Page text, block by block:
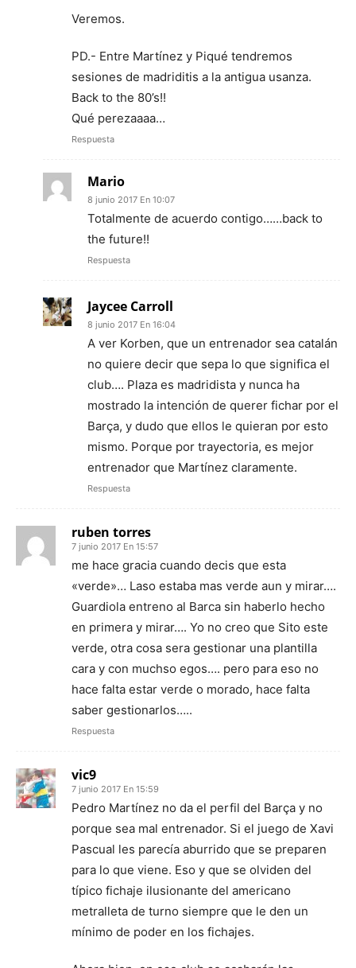
Veremos.
PD.- Entre Martínez y Piqué tendremos
sesiones de madriditis a la antigua usanza.
Back to the 80’s!!
Qué perezaaaa…
Respuesta
Mario
8 junio 2017 En 10:07
Totalmente de acuerdo contigo……back to
the future!!
Respuesta
Jaycee Carroll
8 junio 2017 En 16:04
A ver Korben, que un entrenador sea catalán
no quiere decir que sepa lo que significa el
club…. Plaza es madridista y nunca ha
mostrado la intención de querer fichar por el
Barça, y dudo que ellos le quieran por esto
mismo. Porque por trayectoria, es mejor
entrenador que Martínez claramente.
Respuesta
ruben torres
7 junio 2017 En 15:57
me hace gracia cuando decis que esta
«verde»… Laso estaba mas verde aun y mirar….
Guardiola entreno al Barca sin haberlo hecho
en primera y mirar…. Yo no creo que Sito este
verde, otra cosa sera gestionar una plantilla
cara y con muchso egos…. pero para eso no
hace falta estar verde o morado, hace falta
saber gestionarlos…..
Respuesta
vic9
7 junio 2017 En 15:59
Pedro Martínez no da el perfil del Barça y no
porque sea mal entrenador. Si el juego de Xavi
Pascual les parecía aburrido que se preparen
para lo que viene. Eso y que se olviden del
típico fichaje ilusionante del americano
metralleta de turno siempre que le den un
mínimo de poder en los fichajes.